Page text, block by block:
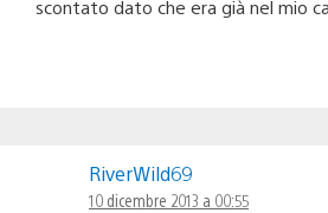
scontato dato che era già nel mio
RiverWild69
10 dicembre 2013 a 00:55